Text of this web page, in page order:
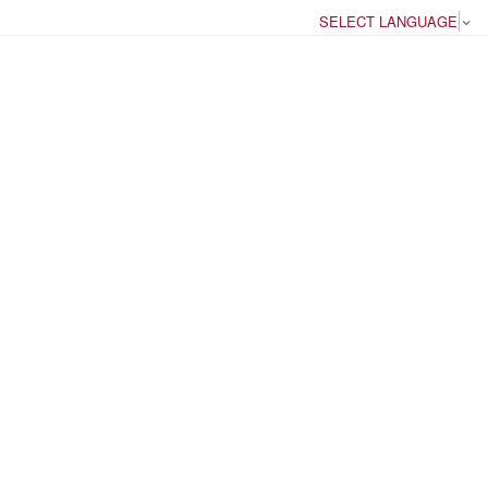
SELECT LANGUAGE